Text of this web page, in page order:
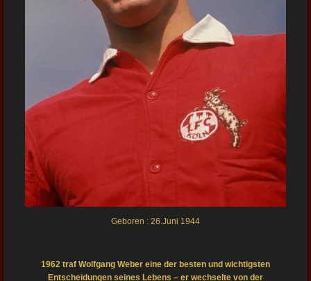
Geboren : 26.Juni 1944
1962 traf Wolfgang Weber eine der besten und wichtigsten
Entscheidungen seines Lebens – er wechselte von der